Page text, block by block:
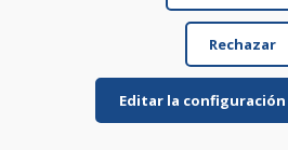
Mostrar más
Escribe una
★★★
Rechazar
Editar la